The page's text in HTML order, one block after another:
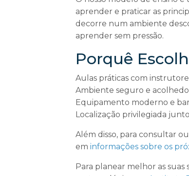
aprender e praticar as
decorre num ambiente
aprender sem pressão.
Porquê
Aulas práticas com
Ambiente seguro e
Equipamento moderno e
Localização privilegiada
Além disso, para consultar
em informações sobre os
Para planear melhor as suas